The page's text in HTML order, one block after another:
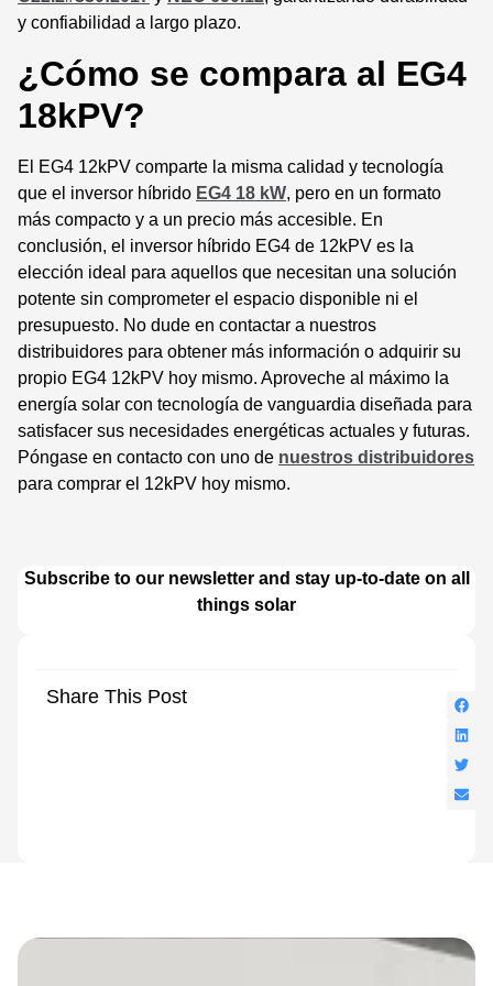
y confiabilidad a largo plazo.
¿Cómo se compara al EG4
18kPV?
El EG4 12kPV comparte la misma calidad y tecnología
que el inversor híbrido EG4 18 kW, pero en un formato
más compacto y a un precio más accesible. En
conclusión, el inversor híbrido EG4 de 12kPV es la
elección ideal para aquellos que necesitan una solución
potente sin comprometer el espacio disponible ni el
presupuesto. No dude en contactar a nuestros
distribuidores para obtener más información o adquirir su
propio EG4 12kPV hoy mismo. Aproveche al máximo la
energía solar con tecnología de vanguardia diseñada para
satisfacer sus necesidades energéticas actuales y futuras.
Póngase en contacto con uno de nuestros distribuidores
para comprar el 12kPV hoy mismo.
Subscribe to our newsletter and stay up-to-date on all
things solar
Share This Post